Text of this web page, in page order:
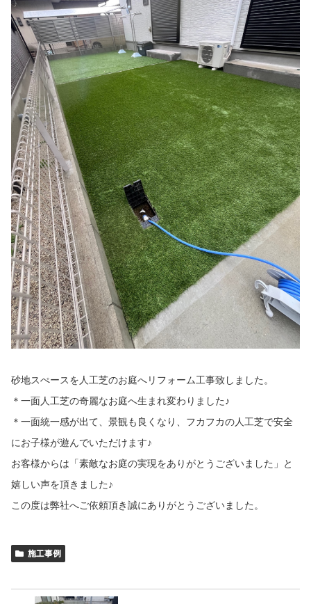
砂地スぺースを人工芝のお庭へリフォーム工事致しました。
＊一面人工芝の奇麗なお庭へ生まれ変わりました♪
＊一面統一感が出て、景観も良くなり、フカフカの人工芝で安全
にお子様が遊んでいただけます♪
お客様からは「素敵なお庭の実現をありがとうございました」と
嬉しい声を頂きました♪
この度は弊社へご依頼頂き誠にありがとうございました。
施工事例